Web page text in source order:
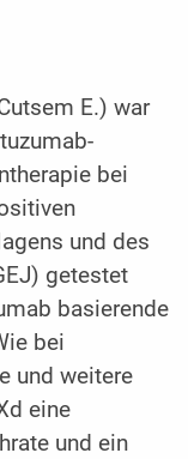
E.) war
bei
und des
getestet
basierende
bei
und weitere
eine
und ein